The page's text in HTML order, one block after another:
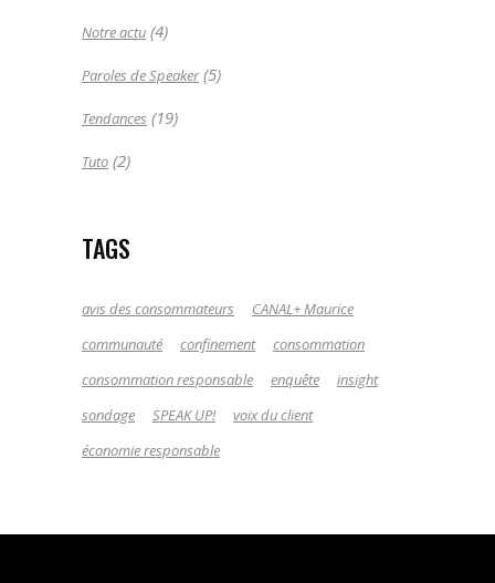
Notre actu (4)
Paroles de Speaker(5)
Tendances (19)
Tuto (2)
TAGS
avis des consommateurs
CANAL+ Maurice
communauté
confinement
consommation
consommation responsable
enquête
insight
sondage
SPEAK UP!
voix du client
économie responsable